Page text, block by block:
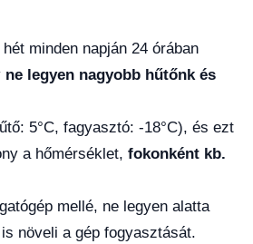
minden napján 24 órában
ne legyen nagyobb hűtőnk és
5°C, fagyasztó: -18°C), és ezt
a hőmérséklet, fokonként kb.
mellé, ne legyen alatta
növeli a gép fogyasztását.